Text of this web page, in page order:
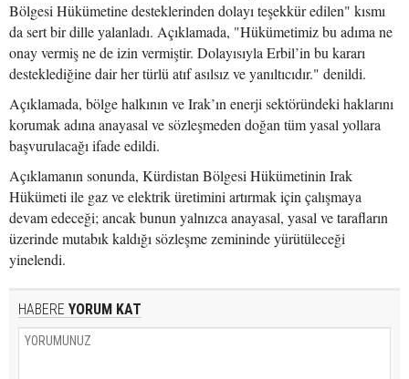
Bölgesi Hükümetine desteklerinden dolayı teşekkür edilen" kısmı
da sert bir dille yalanladı. Açıklamada, "Hükümetimiz bu adıma ne
onay vermiş ne de izin vermiştir. Dolayısıyla Erbil’in bu kararı
desteklediğine dair her türlü atıf asılsız ve yanıltıcıdır." denildi.
Açıklamada, bölge halkının ve Irak’ın enerji sektöründeki haklarını
korumak adına anayasal ve sözleşmeden doğan tüm yasal yollara
başvurulacağı ifade edildi.
Açıklamanın sonunda, Kürdistan Bölgesi Hükümetinin Irak
Hükümeti ile gaz ve elektrik üretimini artırmak için çalışmaya
devam edeceği; ancak bunun yalnızca anayasal, yasal ve tarafların
üzerinde mutabık kaldığı sözleşme zemininde yürütüleceği
yinelendi.
HABERE YORUM KAT